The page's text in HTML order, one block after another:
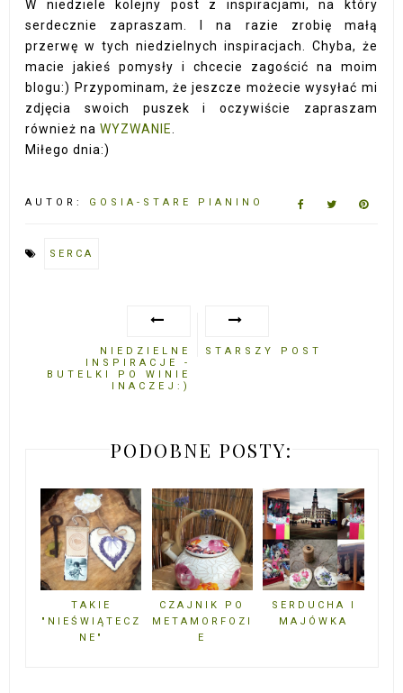
W niedziele kolejny post z inspiracjami, na który
serdecznie zapraszam. I na razie zrobię małą
przerwę w tych niedzielnych inspiracjach. Chyba, że
macie jakieś pomysły i chcecie zagościć na moim
blogu:) Przypominam, że jeszcze możecie wysyłać mi
zdjęcia swoich puszek i oczywiście zapraszam
również naWYZWANIE
Miłego dnia:)
AUTOR: GOSIA-STARE PIANINO
SERCA
NIEDZIELNE
INSPIRACJE -
BUTELKI PO WINIE
INACZEJ:)
STARSZY POST
PODOBNE POSTY:
TAKIE
"NIEŚWIĄTECZ
NE"
CZAJNIK PO
METAMORFOZI
E
SERDUCHA I
MAJÓWKA